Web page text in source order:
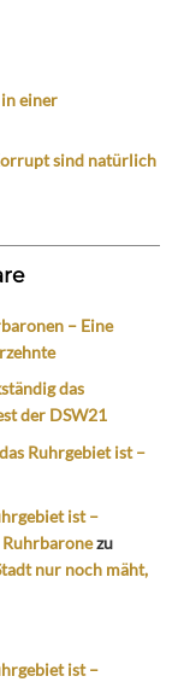
einer
sind natürlich
– Eine
das
der DSW21
Ruhrgebiet ist –
ist –
zu
nur noch mäht,
ist –